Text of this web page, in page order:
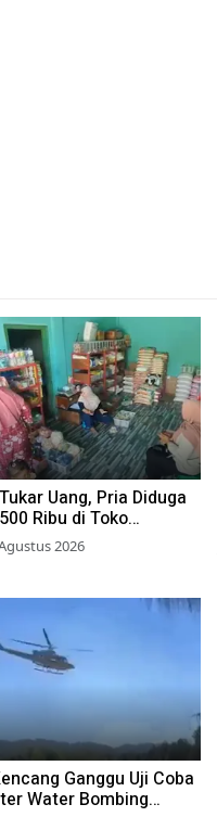
Uang, Pria Diduga
Ribu di Toko
2026
Ganggu Uji Coba
Water Bombing